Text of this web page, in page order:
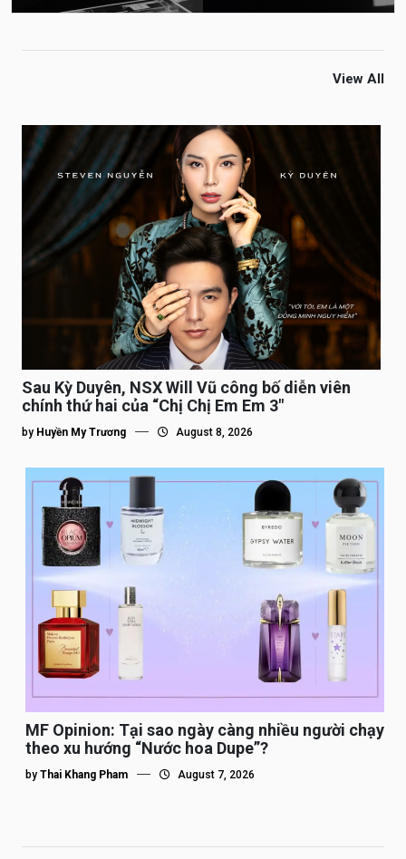
View All
Sau Kỳ Duyên, NSX Will Vũ công bố diễn viên
chính thứ hai của “Chị Chị Em Em 3″
by Huyền My Trương August 8, 2026
MF Opinion: Tại sao ngày càng nhiều người chạy
theo xu hướng “Nước hoa Dupe”?
by Thai Khang Pham August 7, 2026